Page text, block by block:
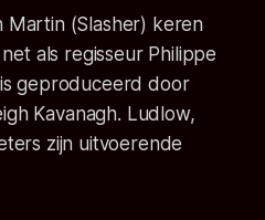
Martin (Slasher) keren
als regisseur Philippe
is geproduceerd door
Kavanagh. Ludlow,
zijn uitvoerende